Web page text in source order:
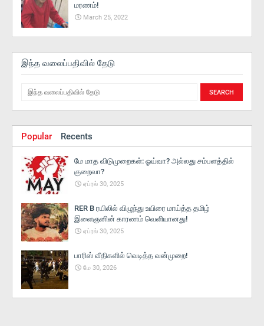
மரணம்!
March 25, 2022
இந்த வலைப்பதிவில் தேடு
Popular Recents
மே மாத விடுமுறைகள்: ஓய்வா? அல்லது சம்பளத்தில்
குறைவா?
ஏப்ரல் 30, 2025
RER B ரயிலில் விழுந்து உயிரை மாய்த்த தமிழ்
இளைஞனின் காரணம் வெளியானது!
ஏப்ரல் 30, 2025
பாரிஸ் வீதிகளில் வெடித்த வன்முறை!
மே 30, 2026